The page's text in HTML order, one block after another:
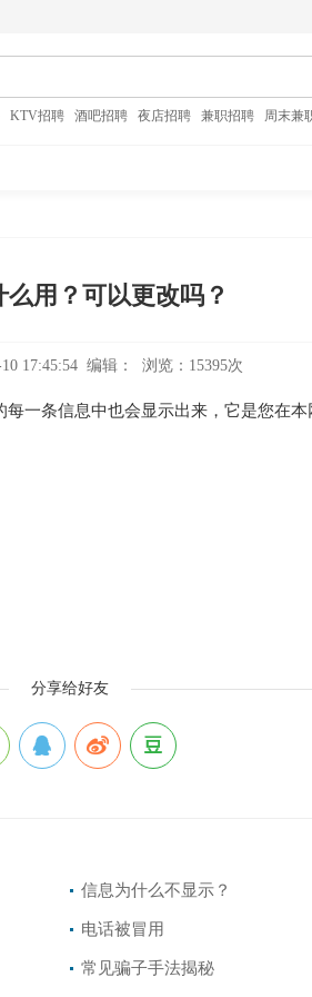
KTV招聘 酒吧招聘 夜店招聘 兼职招聘 周末兼
么用？可以更改吗？
10 17:45:54 编辑： 浏览：15395次
一条信息中也会显示出来，它是您在
分享给好友
信息为什么不显示？
电话被冒用
常见骗子手法揭秘